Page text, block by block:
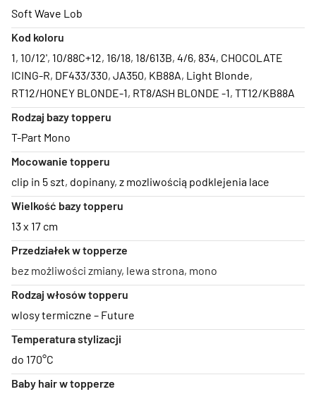
Soft Wave Lob
Kod koloru
1, 10/12', 10/88C+12, 16/18, 18/613B, 4/6, 834, CHOCOLATE
ICING-R, DF433/330, JA350, KB88A, Light Blonde,
RT12/HONEY BLONDE-1, RT8/ASH BLONDE -1, TT12/KB88A
Rodzaj bazy topperu
T-Part Mono
Mocowanie topperu
clip in 5 szt, dopinany, z mozliwością podklejenia lace
Wielkość bazy topperu
13 x 17 cm
Przedziałek w topperze
bez możliwości zmiany, lewa strona, mono
Rodzaj włosów topperu
wlosy termiczne – Future
Temperatura stylizacji
do 170°C
Baby hair w topperze